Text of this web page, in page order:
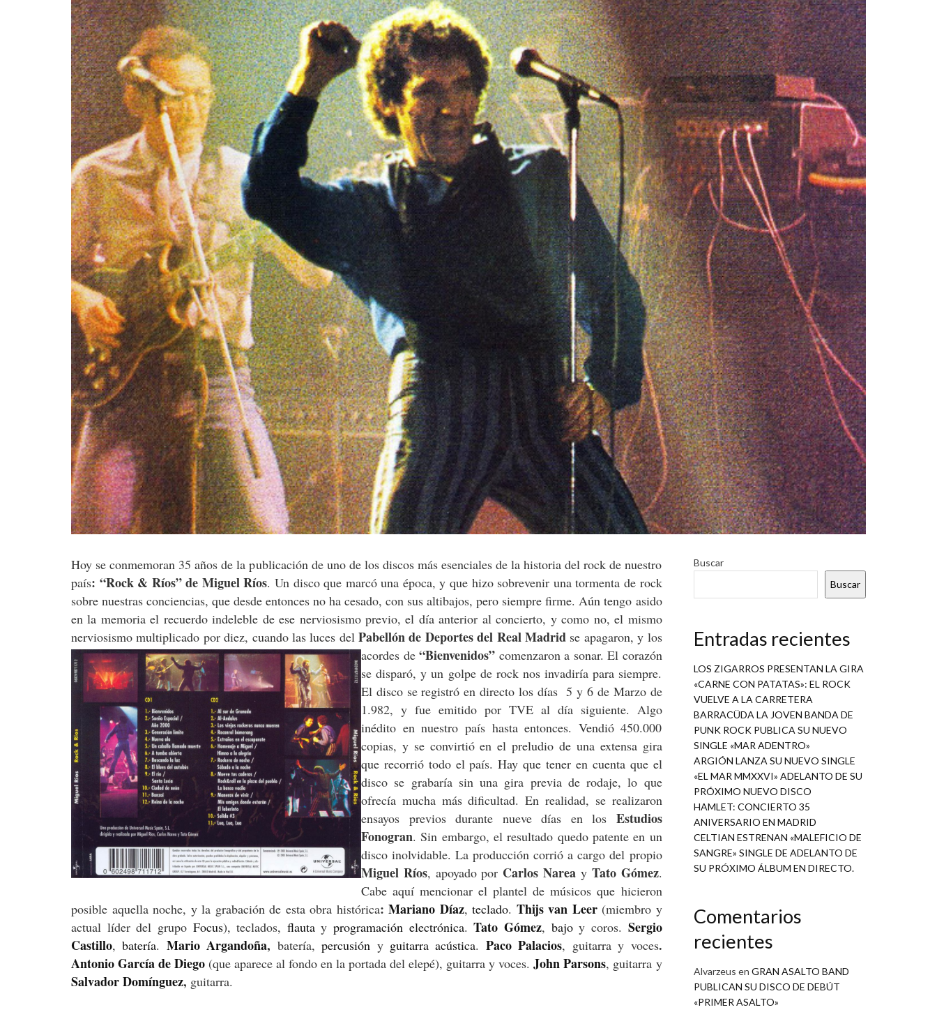
Hoy se conmemoran 35 años de la publicación de uno de los discos más esenciales de la historia del rock de nuestro
país: “Rock & Ríos” de Miguel Ríos. Un disco que marcó una época, y que hizo sobrevenir una tormenta de rock
sobre nuestras conciencias, que desde entonces no ha cesado, con sus altibajos, pero siempre firme. Aún tengo asido
en la memoria el recuerdo indeleble de ese nerviosismo previo, el día anterior al concierto, y como no, el mismo
nerviosismo multiplicado por diez, cuando las luces delPabellón de Deportes del Real Madridse apagaron, y los
acordes de “Bienvenidos” comenzaron a sonar. El corazón
se disparó, y un golpe de rock nos invadiría para siempre.
El disco se registró en directo los días 5 y 6 de Marzo de
1.982, y fue emitido por TVE al día siguiente. Algo
inédito en nuestro país hasta entonces. Vendió 450.000
copias, y se convirtió en el preludio de una extensa gira
que recorrió todo el país. Hay que tener en cuenta que el
disco se grabaría sin una gira previa de rodaje, lo que
ofrecía mucha más dificultad. En realidad, se realizaron
ensayos previos durante nueve días en los Estudios
Fonogran. Sin embargo, el resultado quedo patente en un
disco inolvidable. La producción corrió a cargo del propio
Miguel Ríos, apoyado por Carlos Narea y Tato Gómez.
Cabe aquí mencionar el plantel de músicos que hicieron
posible aquella noche, y la grabación de esta obra histórica: Mariano Díaz, teclado. Thijs van Leer(miembro y
actual líder del grupo Focus), teclados, flautayprogramación electrónica.Tato Gómez, bajoy coros. Sergio
Castillo,batería. Mario Argandoña, batería,percusión y guitarra acústica. Paco Palacios, guitarra y voces.
Antonio García de Diego (que aparece al fondo en la portada del elepé), guitarra y voces.John Parsons, guitarra y
Salvador Domínguez, guitarra.
Buscar
Buscar
Entradas recientes
LOS ZIGARROS PRESENTAN LA GIRA
«CARNE CON PATATAS»: EL ROCK
VUELVE A LA CARRETERA
BARRACÜDA LA JOVEN BANDA DE
PUNK ROCK PUBLICA SU NUEVO
SINGLE «MAR ADENTRO»
ARGIÓN LANZA SU NUEVO SINGLE
«EL MAR MMXXVI» ADELANTO DE SU
PRÓXIMO NUEVO DISCO
HAMLET: CONCIERTO 35
ANIVERSARIO EN MADRID
CELTIAN ESTRENAN «MALEFICIO DE
SANGRE» SINGLE DE ADELANTO DE
SU PRÓXIMO ÁLBUM EN DIRECTO.
Comentarios
recientes
Alvarzeus en GRAN ASALTO BAND
PUBLICAN SU DISCO DE DEBÚT
«PRIMER ASALTO»